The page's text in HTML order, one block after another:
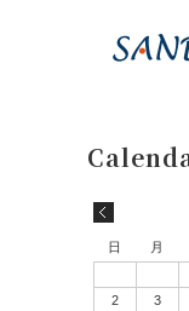
日 月
2
3